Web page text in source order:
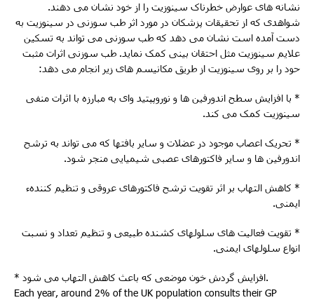
نشانه های عوارض خطرناک سینوزیت را از خود نشان می دهند.
شواهدی که از تحقیقات پزشکان در مورد اثر طب سوزنی در سینوزیت به
دست آمده است نشان می دهد که طب سوزنی می تواند به تسکین
علایم سینوزیت مثل احتقان بینی کمک نماید. طب سوزنی اثرات مثبت
حود را بر روی سینوزیت از طریق مکانیسم های زیر انجام می دهد:
* با افزایش سطح اندورفین ها و نوروپپتید وای به مبارزه با اثرات منفی
سینوزیت کمک می کند.
* تحریک اعصاب موجود در عضلات و سایر بافتها که می تواند به ترشح
اندورفین ها و سایر فاکتورهای عصبی شیمیایی منجر شود.
* کاهش التهاب بر اثر تقویت ترشح فاکتورهای عروقی و تنظیم کنندهء
ایمنی.
* تقویت فعالیت های سلولهای کشنده طبیعی و تنظیم تعداد و نسبت
انواع سلولهای ایمنی.
* افزایش گردش خون موضعی که باعث کاهش التهاب می شود.
Each year, around 2% of the UK population consults their GP